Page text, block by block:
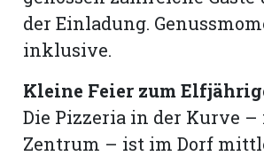
der Einladung.
inklusive.
Kleine Feier zum
Die Pizzeria in der Kurve
Zentrum – ist im Dorf